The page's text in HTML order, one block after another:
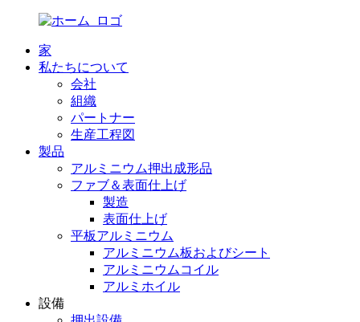
家
私たちについて
会社
組織
パートナー
生産工程図
製品
アルミニウム押出成形品
ファブ＆表面仕上げ
製造
表面仕上げ
平板アルミニウム
アルミニウム板およびシート
アルミニウムコイル
アルミホイル
設備